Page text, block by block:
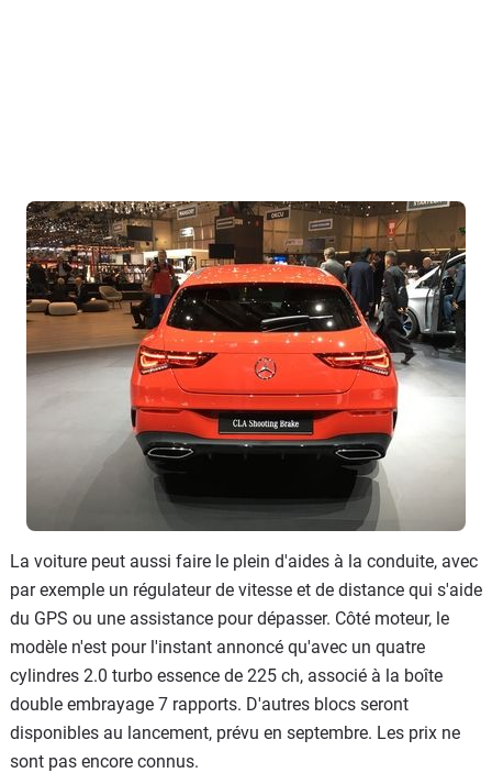
La voiture peut aussi faire le plein d'aides à la conduite, avec
par exemple un régulateur de vitesse et de distance qui s'aide
du GPS ou une assistance pour dépasser. Côté moteur, le
modèle n'est pour l'instant annoncé qu'avec un quatre
cylindres 2.0 turbo essence de 225 ch, associé à la boîte
double embrayage 7 rapports. D'autres blocs seront
disponibles au lancement, prévu en septembre. Les prix ne
sont pas encore connus.